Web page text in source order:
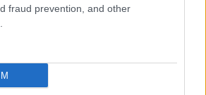
fraud prevention, and other